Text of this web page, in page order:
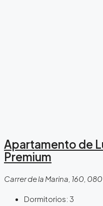
Apartamento de
Premium
Carrer de la Marina, 160,
Dormitorios: 3